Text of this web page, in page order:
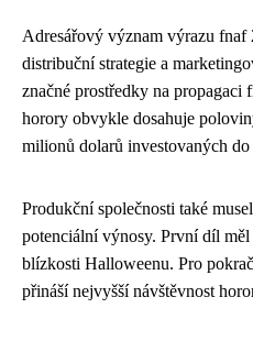
Adresářový význam výrazu fnaf
distribuční strategie a
značné prostředky na
horory obvykle dosahuje
milionů dolarů investovaných do
Produkční společnosti také
potenciální výnosy. První díl
blízkosti Halloweenu. Pro
přináší nejvyšší návštěvnost